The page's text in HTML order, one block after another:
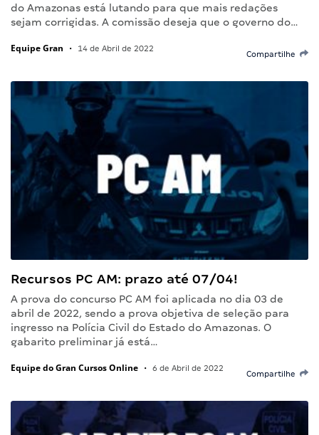
do Amazonas está lutando para que mais redações
sejam corrigidas. A comissão deseja que o governo do…
Equipe Gran • 14 de Abril de 2022
Compartilhe
Recursos PC AM: prazo até 07/04!
A prova do concurso PC AM foi aplicada no dia 03 de
abril de 2022, sendo a prova objetiva de seleção para
ingresso na Polícia Civil do Estado do Amazonas. O
gabarito preliminar já está…
Equipe do Gran Cursos Online • 6 de Abril de 2022
Compartilhe